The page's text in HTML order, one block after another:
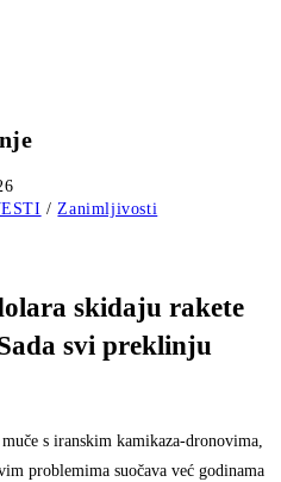
/ Zanimljivosti
skidaju rakete
svi preklinju
s iranskim kamikaza-dronovima,
problemima suočava već godinama